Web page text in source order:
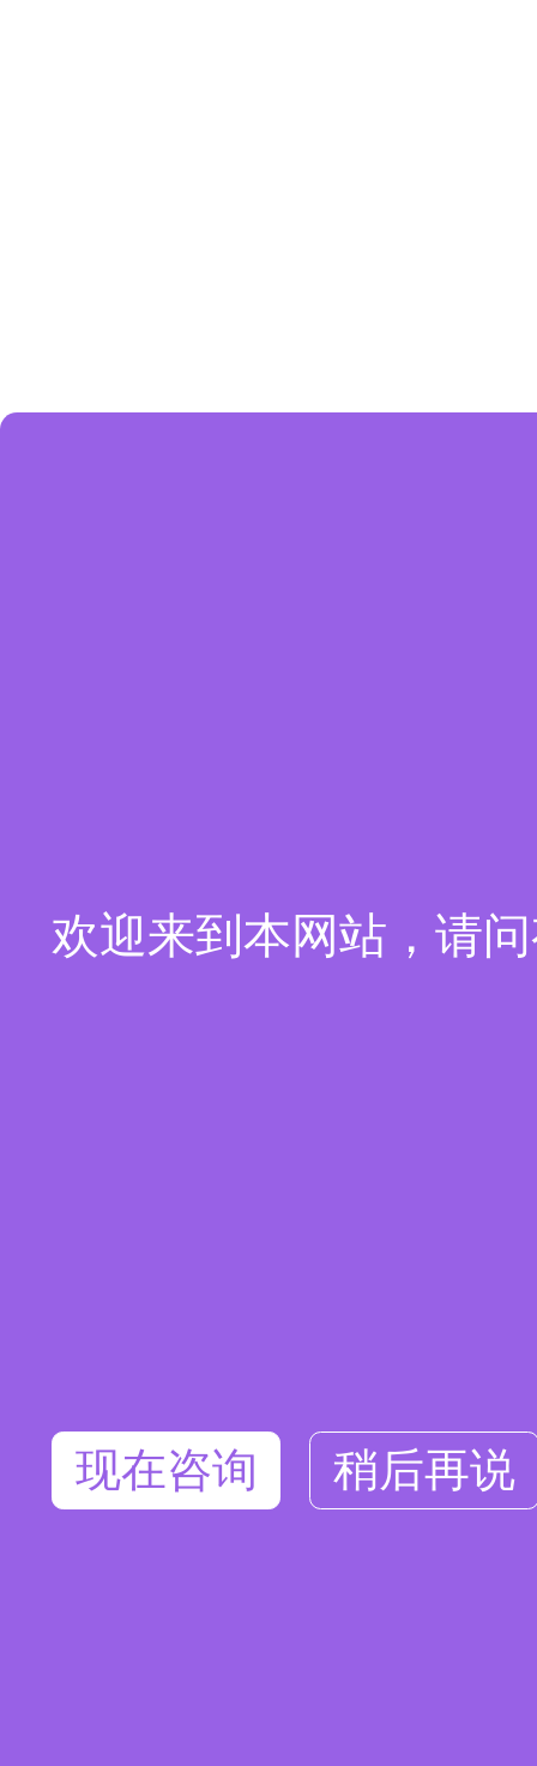
欢迎来到本网站，请
现在咨询 稍后再说